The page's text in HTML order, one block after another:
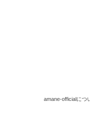
amane-officialにつ